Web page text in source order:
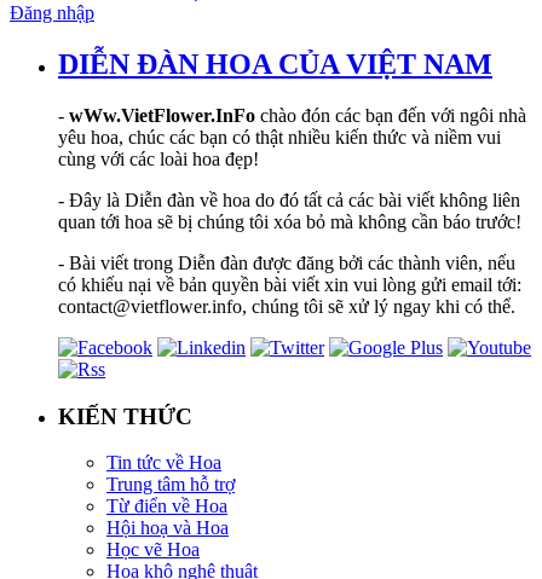
Đăng nhập
DIỄN ĐÀN HOA CỦA VIỆT NAM
- wWw.VietFlower.InFo chào đón các bạn đến với ngôi nhà
yêu hoa, chúc các bạn có thật nhiều kiến thức và niềm vui
cùng với các loài hoa đẹp!
- Đây là Diễn đàn về hoa do đó tất cả các bài viết không liên
quan tới hoa sẽ bị chúng tôi xóa bỏ mà không cần báo trước!
- Bài viết trong Diễn đàn được đăng bởi các thành viên, nếu
có khiếu nại về bản quyền bài viết xin vui lòng gửi email tới:
contact@vietflower.info, chúng tôi sẽ xử lý ngay khi có thể.
KIẾN THỨC
Tin tức về Hoa
Trung tâm hỗ trợ
Từ điển về Hoa
Hội hoạ và Hoa
Học vẽ Hoa
Hoa khô nghệ thuật